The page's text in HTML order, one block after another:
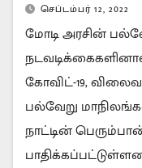
செப்டம்பர் 12, 2022
மோடி அரசின்
கோவிட்-19,
பல்வேறு
நாட்டின்